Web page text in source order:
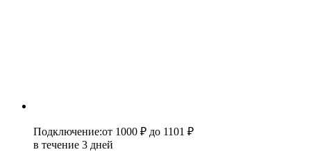
Подключение:от 1000 ₽ до 1101 ₽
в течение 3 дней